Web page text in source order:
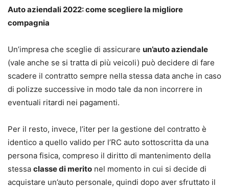
Auto aziendali 2022: come scegliere la migliore
compagnia
Un’impresa che sceglie di assicurare un’auto aziendale
(vale anche se si tratta di più veicoli) può decidere di fare
scadere il contratto sempre nella stessa data anche in caso
di polizze successive in modo tale da non incorrere in
eventuali ritardi nei pagamenti.
Per il resto, invece, l’iter per la gestione del contratto è
identico a quello valido per l’RC auto sottoscritta da una
persona fisica, compreso il diritto di mantenimento della
stessa classe di merito nel momento in cui si decide di
acquistare un’auto personale, quindi dopo aver sfruttato il